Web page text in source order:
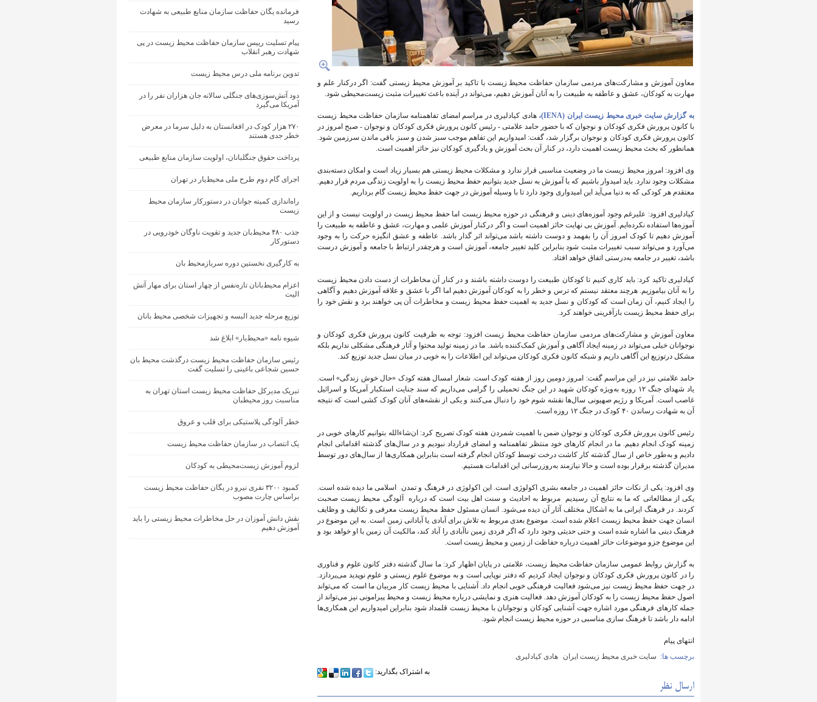
معاون آموزش و مشارکت‌های مردمی سازمان حفاظت محیط زیست با تاکید بر آموزش محیط زیستی گفت: اگر درکنار علم و
مهارت به کودکان، عشق و عاطفه به طبیعت را به آنان آموزش دهیم، می‌تواند در آینده باعث تغییرات مثبت زیست‌محیطی شود.
به گزارش سایت خبری محیط زیست ایران (IENA)،
هادی کیادلیری در مراسم امضای تفاهمنامه سازمان حفاظت محیط زیست
با کانون پرورش فکری کودکان و نوجوان که با حضور حامد علامتی - رئیس کانون پرورش فکری کودکان و نوجوان - صبح امروز در
کانون پرورش فکری کودکان و نوجوان برگزار شد، گفت: امیدواریم این تفاهم موجب سبز شدن و سبز باقی ماندن سرزمین شود.
همانطور که بحث محیط زیست اهمیت دارد، در کنار آن بحث آموزش و یادگیری کودکان نیز حائز اهمیت است.
وی افزود: امروز محیط زیست ما در وضعیت مناسبی قرار ندارد و مشکلات محیط زیستی هم بسیار زیاد است و امکان دسته‌بندی
مشکلات وجود ندارد. باید امیدوار باشیم که با آموزش به نسل جدید بتوانیم حفظ محیط زیست را به اولویت زندگی مردم قرار دهیم.
معتقدم هر کودکی که به دنیا می‌آید این امیدواری وجود دارد تا با وسیله آموزش در جهت حفظ محیط زیست گام برداریم.
کیادلیری افزود: علیرغم وجود آموزه‌های دینی و فرهنگی در حوزه محیط زیست اما حفظ محیط زیست در اولویت نیست و از این
آموزه‌ها استفاده نکرده‌ایم. آموزش بی نهایت حائز اهمیت است و اگر درکنار آموزش علمی و مهارت، عشق و عاطفه به طبیعت را
آموزش دهیم تا کودک امروز آن را بفهمد و دوست داشته باشد می‌تواند اثر گذار باشد. عاطفه و عشق انگیزه حرکت را به وجود
می‌آورد و می‌تواند سبب تغییرات مثبت شود بنابراین کلید تغییر جامعه، آموزش است و هرچقدر ارتباط با جامعه و آموزش درست
باشد، تغییر در جامعه به‌درستی اتفاق خواهد افتاد.
کیادلیری تاکید کرد: باید کاری کنیم تا کودکان طبیعت را دوست داشته باشند و در کنار آن مخاطرات از دست دادن محیط زیست
را به آنان بیاموزیم. هرچند معتقد نیستم که ترس و خطر را به کودکان آموزش دهیم اما اگر با عشق و علاقه آموزش دهیم و آگاهی
را ایجاد کنیم، آن زمان است که کودکان و نسل جدید به اهمیت حفظ محیط زیست و مخاطرات آن پی خواهند برد و نقش خود را
برای حفظ محیط زیست بازآفرینی خواهند کرد.
معاون آموزش و مشارکت‌های مردمی سازمان حفاظت محیط زیست افزود: توجه به ظرفیت کانون پرورش فکری کودکان و
نوجوانان خیلی می‌تواند در زمینه ایجاد آگاهی و آموزش کمک‌کننده باشد. ما در زمینه تولید محتوا و آثار فرهنگی مشکلی نداریم بلکه
مشکل درتوزیع این آگاهی داریم و شبکه کانون فکری کودکان می‌تواند این اطلاعات را به خوبی در میان نسل جدید توزیع کند.
حامد علامتی نیز در این مراسم گفت: امروز دومین روز از هفته کودک است. شعار امسال هفته کودک «حال خوش زندگی» است.
یاد شهدای جنگ ۱۲ روزه به‌ویژه کودکان شهید در این جنگ تحمیلی را گرامی‌ می‌داریم که سند جنایت استکبار آمریکا و اسرائیل
غاصب است. آمریکا و رژیم صهیونی سال‌ها نقشه شوم خود را دنبال می‌کنند و یکی از نقشه‌های آنان کودک کشی است که نتیجه
آن به شهادت رساندن ۴۰ کودک در جنگ ۱۲ روزه است.
رئیس کانون پرورش فکری کودکان و نوجوان ضمن با اهمیت شمردن هفته کودک تصریح کرد: ان‌شاءالله بتوانیم کارهای خوبی در
زمینه کودک انجام دهیم. ما در انجام کارهای خود منتظر تفاهمنامه و امضای قرارداد نبودیم و در سال‌های گذشته اقداماتی انجام
دادیم و به‌طور خاص از سال گذشته کار کاشت درخت توسط کودکان انجام گرفته است بنابراین همکاری‌ها از سال‌های دور توسط
مدیران گذشته برقرار بوده است و حالا نیازمند به‌روزرسانی این اقدامات هستیم.
وی افزود: یکی از نکات حائز اهمیت در جامعه بشری اکولوژی است. این اکولوژی در فرهنگ و تمدن اسلامی ما دیده شده است.
یکی از مطالعاتی که ما به نتایج آن رسیدیم مربوط به احادیث و سنت اهل بیت است که درباره آلودگی محیط زیست صحبت
کردند. در فرهنگ ایرانی ما به اشکال مختلف آثار آن دیده می‌شود. انسان مسئول حفظ محیط زیست معرفی و تکالیف و وظایف
انسان جهت حفظ محیط زیست اعلام شده است. موضوع بعدی مربوط به تلاش برای آبادی یا آبادانی زمین است. به این موضوع در
فرهنگ دینی ما اشاره شده است و حتی حدیثی وجود دارد که اگر فردی زمین ناآبادی را آباد کند، مالکیت آن زمین با او خواهد بود و
این موضوع جزو موضوعات حائز اهمیت درباره حفاظت از زمین و محیط زیست است.
به گزارش روابط عمومی سازمان حفاظت محیط زیست، علامتی در پایان اظهار کرد: ما سال گذشته دفتر کانون علوم و فناوری
را در کانون پرورش فکری کودکان و نوجوان ایجاد کردیم که دفتر نوپایی است و به موضوع علوم زیستی و علوم نوپدید می‌پردازد.
در جهت حفظ محیط زیست نیز می‌شود فعالیت فرهنگی خوبی انجام داد. آشنایی با محیط زیست کار مربیان ما است که می‌تواند
اصول حفظ محیط زیست را به کودکان آموزش دهد. فعالیت هنری و نمایشی درباره محیط زیست و محیط پیرامونی نیز می‌تواند از
جمله کارهای فرهنگی مورد اشاره جهت آشنایی کودکان و نوجوانان با محیط زیست قلمداد شود بنابراین امیدواریم این همکاری‌ها
ادامه دار باشد تا فرهنگ سازی مناسبی در حوزه محیط زیست انجام شود.
انتهای پیام
برچسب ها: سایت خبری محیط زیست ایران
هادی کیادلیری
به اشتراک بگذارید:
ارسال نظر
فرمانده یگان حفاظت سازمان منابع طبیعی به شهادت
رسید
پیام تسلیت رییس سازمان حفاظت محیط زیست در پی
شهادت رهبر انقلاب
تدوین برنامه ملی درس محیط زیست
دود آتش‌سوزی‌های جنگلی سالانه جان هزاران نفر را در
آمریکا می‌گیرد
۲۷۰ هزار کودک در افغانستان به دلیل سرما در معرض
خطر جدی هستند
پرداخت حقوق جنگلبانان، اولویت سازمان منابع طبیعی
اجرای گام دوم طرح ملی محیط‌یار در تهران
راه‌اندازی کمیته جوانان در دستورکار سازمان محیط
زیست
جذب ۴۸۰ محیط‌بان جدید و تقویت ناوگان خودرویی در
دستورکار
به کارگیری نخستین دوره سربازمحیط بان
اعزام محیط‌بانان تازه‌نفس از چهار استان برای مهار آتش
الیت
توزیع مرحله جدید البسه و تجهیزات شخصی محیط بانان
شیوه نامه «محیط‌یار» ابلاغ شد
رئیس سازمان حفاظت محیط زیست درگذشت محیط بان
حسین شجاعی باغینی را تسلیت گفت
تبریک مدیرکل حفاظت محیط زیست استان تهران به
مناسبت روز محیطبان
خطر آلودگی پلاستیکی برای قلب و عروق
یک انتصاب در سازمان حفاظت محیط زیست
لزوم آموزش زیست‌محیطی به کودکان
کمبود ۳۲۰۰ نفری نیرو در یگان حفاظت محیط زیست
براساس چارت مصوب
نقش دانش آموزان در حل مخاطرات محیط‌ زیستی را باید
آموزش دهیم